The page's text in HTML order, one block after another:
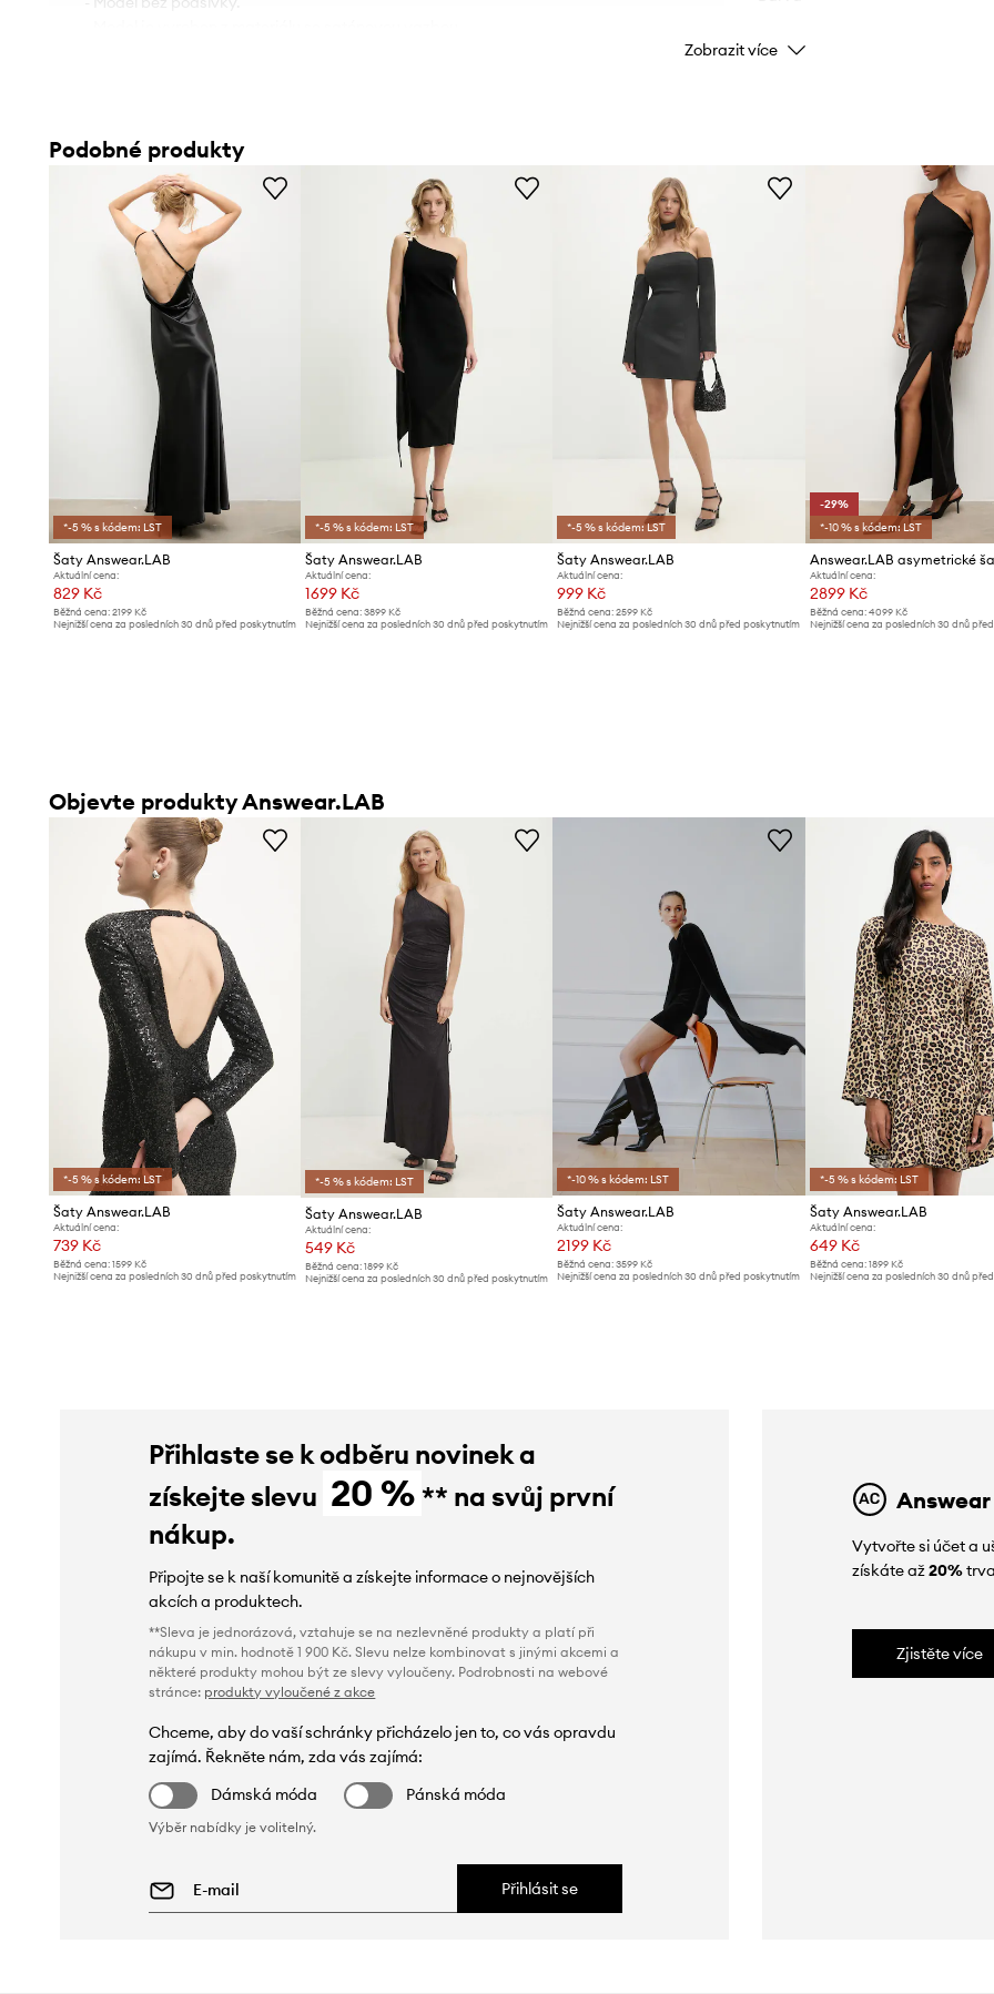
Značka
ID produktu
Zobrazit více
Podobné produkty
*-5 % s kódem: LST
Šaty Answear.LAB
Aktuální cena:
829 Kč
Běžná cena: 2199 Kč
Nejnižší cena za posledních 30 dnů před poskytnutím
*-5 % s kódem: LST
Šaty Answear.LAB
Aktuální cena:
1699 Kč
Běžná cena:3899 Kč
Nejnižší cena za posledních 30 dnů před poskytnutím
*-5 % s kódem: LST
Šaty Answear.LAB
Aktuální cena:
999 Kč
Běžná cena: 2599 Kč
Nejnižší cena za posledních 30 dnů před poskytnutím
-29%
*-10 % s kódem: LST
Answear.LAB asymetrické
Aktuální cena:
2899 Kč
Běžná cena: 4099 Kč
Nejnižší cena za posledních 30 dnů
Objevte produkty Answear.LAB
*-5 % s kódem: LST
Šaty Answear.LAB
Aktuální cena:
739 Kč
Běžná cena: 1599 Kč
Nejnižší cena za posledních 30 dnů před poskytnutím
*-5 % s kódem: LST
Šaty Answear.LAB
Aktuální cena:
549 Kč
Běžná cena:1899 Kč
Nejnižší cena za posledních 30 dnů před poskytnutím
*-10 % s kódem: LST
Šaty Answear.LAB
Aktuální cena:
2199 Kč
Běžná cena: 3599 Kč
Nejnižší cena za posledních 30 dnů před poskytnutím
*-5 % s kódem: LST
Šaty Answear.LAB
Aktuální cena:
649 Kč
Běžná cena: 1899 Kč
Nejnižší cena za posledních 30 dnů
Přihlaste se k odběru novinek a
získejte slevu 20 % ** na svůj první
nákup.
Připojte se k naší komunitě a získejte informace o nejnovějších
akcích a produktech.
**Sleva je jednorázová, vztahuje se na nezlevněné produkty a platí při
nákupu v min. hodnotě 1 900 Kč. Slevu nelze kombinovat s jinými akcemi a
některé produkty mohou být ze slevy vyloučeny. Podrobnosti na webové
stránce: produkty vyloučené z akce
Chceme, aby do vaší schránky přicházelo jen to, co vás opravdu
zajímá. Řekněte nám, zda vás zajímá:
Dámská móda
Pánská móda
Výběr nabídky je volitelný.
Přihlásit se
Vytvořte si účet a
získáte až20%
Zjistěte více